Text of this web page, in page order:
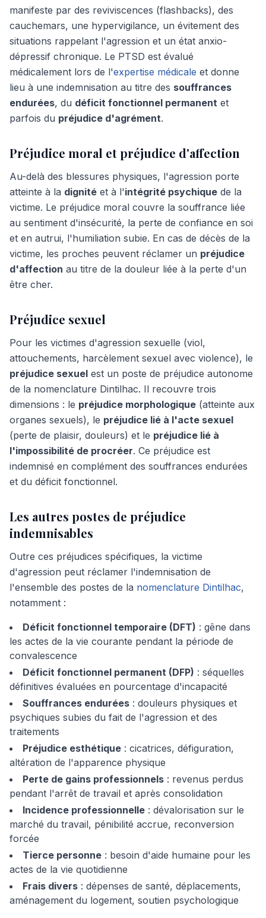
manifeste par des reviviscences (flashbacks), des
cauchemars, une hypervigilance, un évitement des
situations rappelant l'agression et un état anxio-
dépressif chronique. Le PTSD est évalué
médicalement lors de l'expertise médicale et donne
lieu à une indemnisation au titre des souffrances
endurées, du déficit fonctionnel permanent et
parfois du préjudice d'agrément.
Préjudice moral et préjudice d'affection
Au-delà des blessures physiques, l'agression porte
atteinte à la dignité et à l'intégrité psychique de la
victime. Le préjudice moral couvre la souffrance liée
au sentiment d'insécurité, la perte de confiance en soi
et en autrui, l'humiliation subie. En cas de décès de la
victime, les proches peuvent réclamer un préjudice
d'affection au titre de la douleur liée à la perte d'un
être cher.
Préjudice sexuel
Pour les victimes d'agression sexuelle (viol,
attouchements, harcèlement sexuel avec violence), le
préjudice sexuel est un poste de préjudice autonome
de la nomenclature Dintilhac. Il recouvre trois
dimensions : le préjudice morphologique (atteinte aux
organes sexuels), le préjudice lié à l'acte sexuel
(perte de plaisir, douleurs) et le préjudice lié à
l'impossibilité de procréer. Ce préjudice est
indemnisé en complément des souffrances endurées
et du déficit fonctionnel.
Les autres postes de préjudice
indemnisables
Outre ces préjudices spécifiques, la victime
d'agression peut réclamer l'indemnisation de
l'ensemble des postes de la nomenclature Dintilhac,
notamment :
Déficit fonctionnel temporaire (DFT) : gêne dans
les actes de la vie courante pendant la période de
convalescence
Déficit fonctionnel permanent (DFP) : séquelles
définitives évaluées en pourcentage d'incapacité
Souffrances endurées : douleurs physiques et
psychiques subies du fait de l'agression et des
traitements
Préjudice esthétique : cicatrices, défiguration,
altération de l'apparence physique
Perte de gains professionnels : revenus perdus
pendant l'arrêt de travail et après consolidation
Incidence professionnelle : dévalorisation sur le
marché du travail, pénibilité accrue, reconversion
forcée
Tierce personne : besoin d'aide humaine pour les
actes de la vie quotidienne
Frais divers : dépenses de santé, déplacements,
aménagement du logement, soutien psychologique